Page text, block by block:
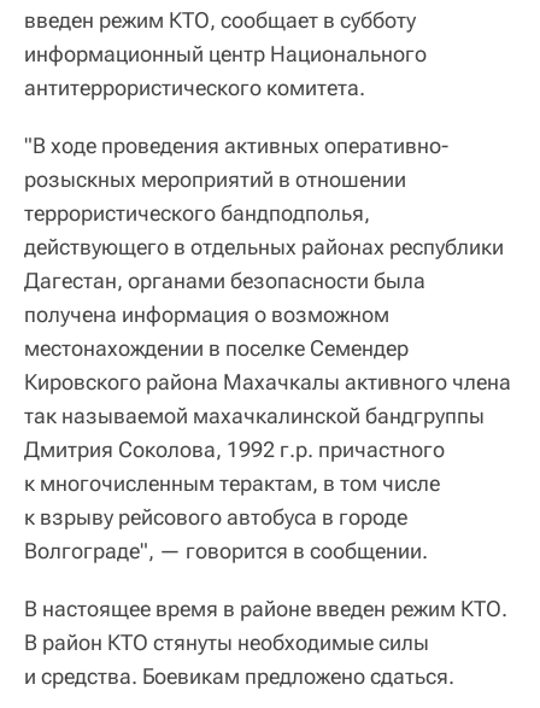
введен режим КТО, сообщает в субботу
информационный центр Национального
антитеррористического комитета.
"В ходе проведения активных оперативно-
розыскных мероприятий в отношении
террористического бандподполья,
действующего в отдельных районах республики
Дагестан, органами безопасности была
получена информация о возможном
местонахождении в поселке Семендер
Кировского района Махачкалы активного члена
так называемой махачкалинской бандгруппы
Дмитрия Соколова, 1992 г.р. причастного
к многочисленным терактам, в том числе
к взрыву рейсового автобуса в городе
Волгограде", — говорится в сообщении.
В настоящее время в районе введен режим КТО.
В район КТО стянуты необходимые силы
и средства. Боевикам предложено сдаться.